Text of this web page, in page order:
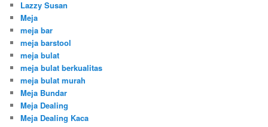
Lazzy Susan
Meja
meja bar
meja barstool
meja bulat
meja bulat berkualitas
meja bulat murah
Meja Bundar
Meja Dealing
Meja Dealing Kaca